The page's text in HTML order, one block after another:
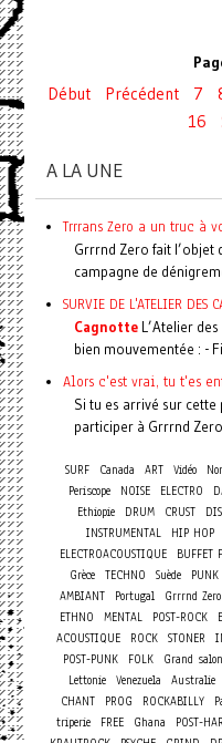
Début Précédent 7
16
A LA UNE
Trrrans Zero a un truc à
Grrrnd Zero fait l’objet
campagne de
SURVIE DE L'ATELIER DES
CagnotteL’Atelier
bien mouvementée : -
Alors c'est vrai, tu t'es
Si tu es arrivé sur cette
participer à Grrrnd
SURF Canada ART Vidéo
Periscope
NOISE ELECTRO
Ethiopie
DRUM CRUST
INSTRUMENTAL
HIP HOP
ELECTROACOUSTIQUE
BUFFET
Grèce
TECHNO Suède PUNK
AMBIANT
Portugal Grrrnd
ETHNO
MENTAL POST-ROCK
ACOUSTIQUE
ROCK STONER
POST-PUNK
FOLK Grand salon
Lettonie
Venezuela Australie
CHANT
PROG ROCKABILLY
triperie
FREE Ghana POST-